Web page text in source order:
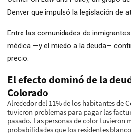
Denver que impulsó la legislación de
Entre las comunidades de
médica —y el miedo a la deuda—
precio.